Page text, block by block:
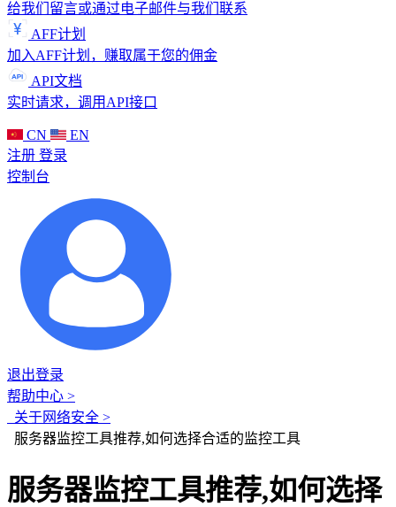
给我们留言或通过电子邮件与我们联系
AFF计划
加入AFF计划，赚取属于您的佣金
API文档
实时请求，调用API接口
CN
EN
注册 登录
控制台
退出登录
帮助中心 >
关于网络安全 >
服务器监控工具推荐,如何选择合适的监控工具
服务器监控工具推荐,如何选择